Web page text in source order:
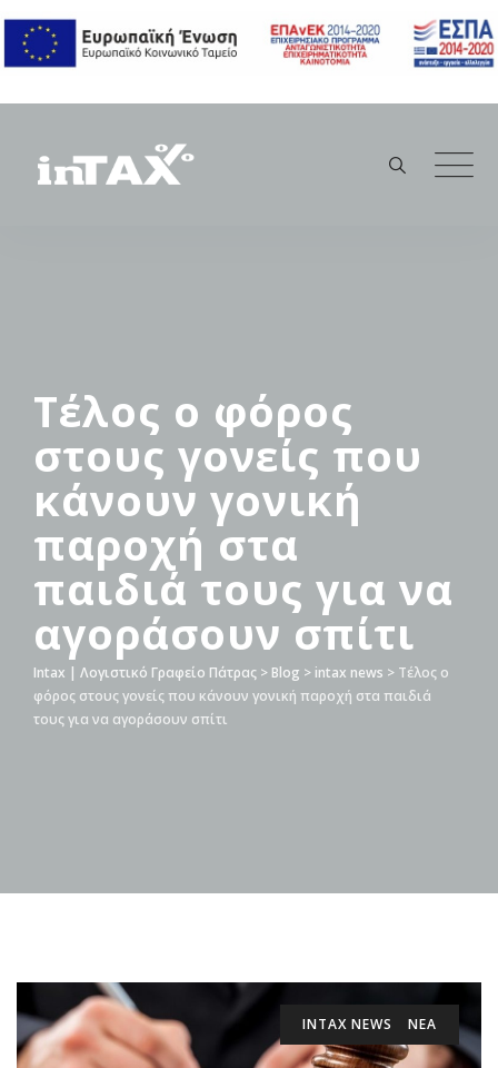
content
Τέλος ο φόρος
στους γονείς που
κάνουν γονική
παροχή στα
παιδιά τους για να
αγοράσουν σπίτι
Intax | Λογιστικό Γραφείο Πάτρας > Blog > intax news > Τέλος ο
φόρος στους γονείς που κάνουν γονική παροχή στα παιδιά
τους για να αγοράσουν σπίτι
INTAX NEWS ΝΕΑ